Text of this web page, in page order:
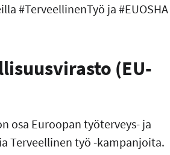
#TerveellinenTyö ja #EUOSHA
(EU-
osa Euroopan työterveys- ja
Terveellinen työ -kampanjoita.